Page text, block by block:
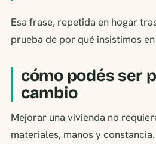
Esa frase, repetida en hogar
prueba de por qué insistimos
cómo podés ser
cambio
Mejorar una vivienda no
materiales, manos y